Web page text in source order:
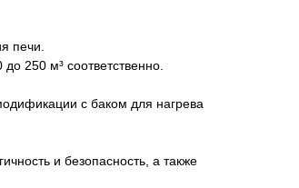
печи.
250 м³ соответственно.
с баком для нагрева
и безопасность, а также